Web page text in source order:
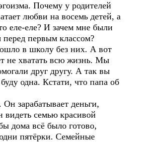
Почему у родителей
любви на восемь детей, а
еле-еле? И зачем мне были
перед первым классом?
в школу без них. А вот
не хватать всю жизнь. Мы
друг другу. А так вы
одна. Кстати, что папа об
Он зарабатывает деньги,
видеть семью красивой
дома всё было готово,
пятёрки. Семейные